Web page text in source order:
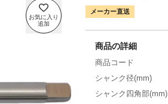
メーカー直送
商品の詳細
商品コード
シャンク径(mm)
シャンク四角部(mm)